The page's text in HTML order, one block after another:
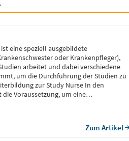
eine speziell ausgebildete
oder Krankenpfleger),
arbeitet und dabei verschiedene
um die Durchführung der Studien zu
zur Study Nurse In den
die Voraussetzung, um eine
Zum Artikel